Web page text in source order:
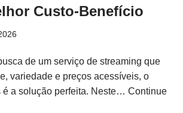
Custo-Benefício
de um serviço de streaming que
variedade e preços acessíveis, o
é a solução perfeita. Neste… Continue